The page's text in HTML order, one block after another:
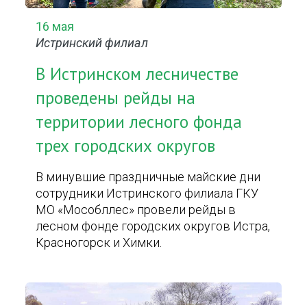
16 мая
Истринский филиал
В Истринском лесничестве
проведены рейды на
территории лесного фонда
трех городских округов
В минувшие праздничные майские дни
сотрудники Истринского филиала ГКУ
МО «Мособллес» провели рейды в
лесном фонде городских округов Истра,
Красногорск и Химки.